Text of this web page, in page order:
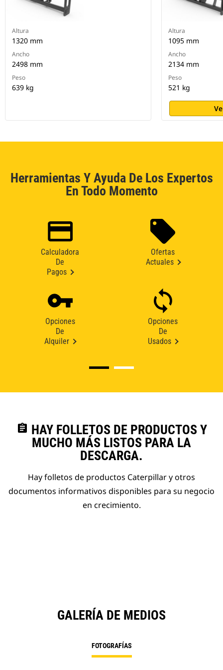
Altura
1320 mm
Ancho
2498 mm
Peso
639 kg
Altura
1095 mm
Ancho
2134 mm
Peso
521 kg
Herramientas Y Ayuda De Los Expertos
En Todo Momento
Calculadora
De
Pagos
Ofertas
Actuales
Opciones
De
Alquiler
Opciones
De
Usados
assignment HAY FOLLETOS DE PRODUCTOS Y
MUCHO MÁS LISTOS PARA LA
DESCARGA.
Hay folletos de productos Caterpillar y otros
documentos informativos disponibles para su negocio
en crecimiento.
GALERÍA DE MEDIOS
FOTOGRAFÍAS